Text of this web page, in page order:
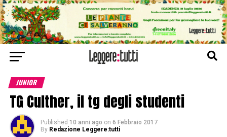
JUNIOR
TG Culther, il tg degli studenti
Published 10 anni ago on 6 Febbraio 2017
By Redazione Leggere:tutti